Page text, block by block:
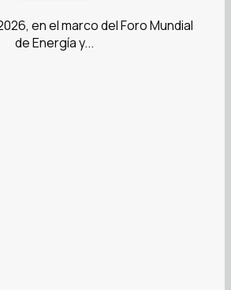
en el marco del Foro Mundial
de Energía y...